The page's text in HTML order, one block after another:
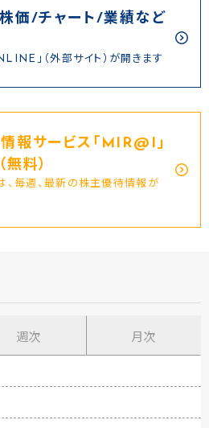
価/チャート/業績など
」（外部サイト）が開きます
報サービス｢MIR@I｣
料）
、毎週、最新の株主優待情報が
週次 月次